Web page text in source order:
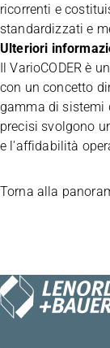
ricorrenti e
standardizzati e
Ulteriori
Il VarioCODER è
con un concetto
gamma di sistemi
precisi svolgono
e l'affidabilità
Torna alla